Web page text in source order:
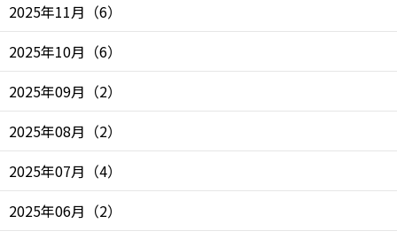
2025年11月 （6）
2025年10月 （6）
2025年09月 （2）
2025年08月 （2）
2025年07月 （4）
2025年06月 （2）